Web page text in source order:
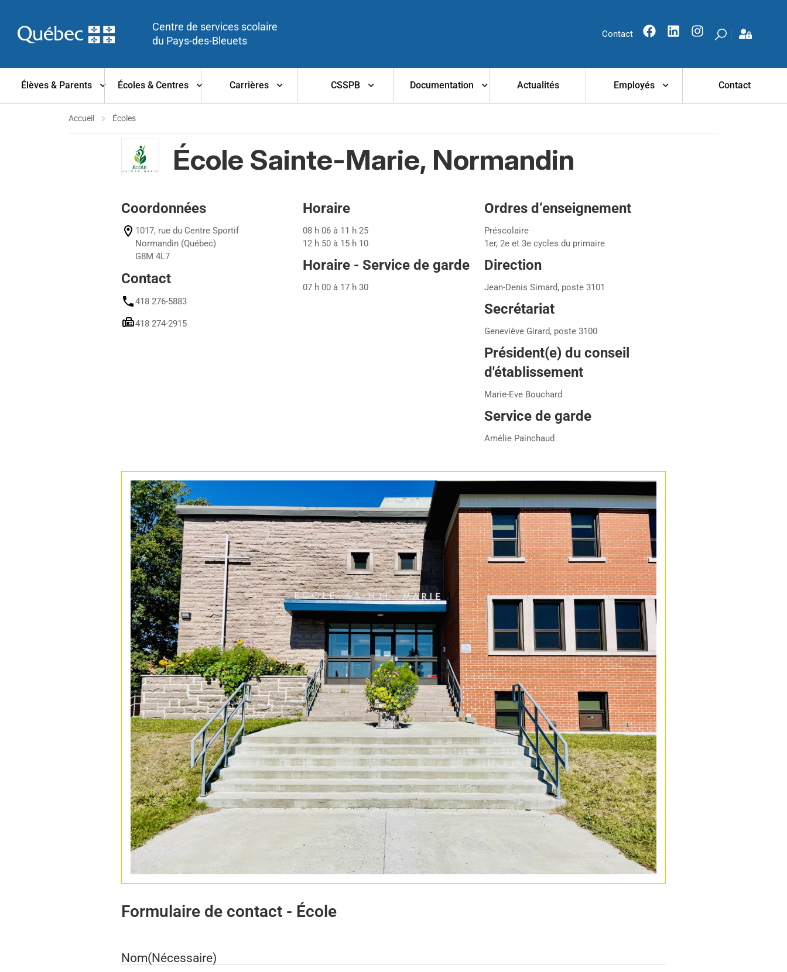
Centre de services scolaire
du Pays-des-Bleuets
Contact
Élèves & Parents Écoles & Centres Carrières CSSPB Documentation Actualités Employés Contact
Accueil Écoles
École Sainte-Marie, Normandin
Coordonnées
1017, rue du Centre Sportif
Normandin (Québec)
G8M 4L7
Contact
418 276-5883
418 274-2915
Horaire
08 h 06 à 11 h 25
12 h 50 à 15 h 10
Horaire - Service de garde
07 h 00 à 17 h 30
Ordres d’enseignement
Préscolaire
1er, 2e et 3e cycles du primaire
Direction
Jean-Denis Simard, poste 3101
Secrétariat
Geneviève Girard, poste 3100
Président(e) du conseil
d'établissement
Marie-Eve Bouchard
Service de garde
Amélie Painchaud
Formulaire de contact - École
Nom(Nécessaire)